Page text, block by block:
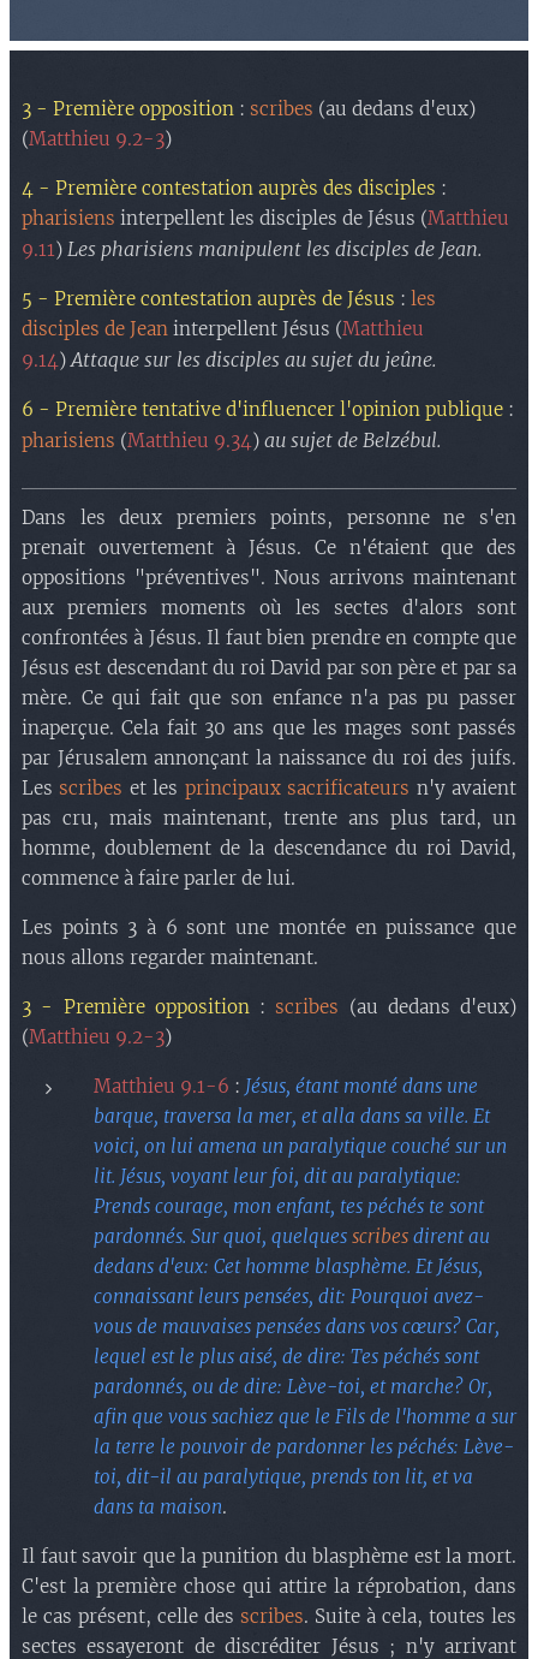
3 - Première opposition : scribes (au dedans d'eux)
(Matthieu 9.2-3)
4 - Première contestation auprès des disciples :
pharisiens interpellent les disciples de Jésus (Matthieu
9.11) Les pharisiens manipulent les disciples de Jean.
5 - Première contestation auprès de Jésus : les
disciples de Jean interpellent Jésus (Matthieu
9.14)Attaque sur les disciples au sujet du jeûne.
6 - Première tentative d'influencer l'opinion publique :
pharisiens (Matthieu 9.34) au sujet de Belzébul.
Dans les deux premiers points, personne ne s'en
prenait ouvertement à Jésus. Ce n'étaient que des
oppositions "préventives". Nous arrivons maintenant
aux premiers moments où les sectes d'alors sont
confrontées à Jésus. Il faut bien prendre en compte que
Jésus est descendant du roi David par son père et par sa
mère. Ce qui fait que son enfance n'a pas pu passer
inaperçue. Cela fait 30 ans que les mages sont passés
par Jérusalem annonçant la naissance du roi des juifs.
Lesscribes et les principaux sacrificateurs n'y avaient
pas cru, mais maintenant, trente ans plus tard, un
homme, doublement de la descendance du roi David,
commence à faire parler de lui.
Les points 3 à 6 sont une montée en puissance que
nous allons regarder maintenant.
3 - Première opposition :scribes (au dedans d'eux)
(Matthieu 9.2-3)
Matthieu 9.1-6 : Jésus, étant monté dans une
barque, traversa la mer, et alla dans sa ville. Et
voici, on lui amena un paralytique couché sur un
lit. Jésus, voyant leur foi, dit au paralytique:
Prends courage, mon enfant, tes péchés te sont
pardonnés. Sur quoi, quelques scribes dirent au
dedans d'eux: Cet homme blasphème. Et Jésus,
connaissant leurs pensées, dit: Pourquoi avez-
vous de mauvaises pensées dans vos cœurs? Car,
lequel est le plus aisé, de dire: Tes péchés sont
pardonnés, ou de dire: Lève-toi, et marche? Or,
afin que vous sachiez que le Fils de l'homme a sur
la terre le pouvoir de pardonner les péchés: Lève-
toi, dit-il au paralytique, prends ton lit, et va
dans ta maison.
Il faut savoir que la punition du blasphème est la mort.
C'est la première chose qui attire la réprobation, dans
le cas présent, celle des scribes. Suite à cela, toutes les
sectes essayeront de discréditer Jésus ; n'y arrivant